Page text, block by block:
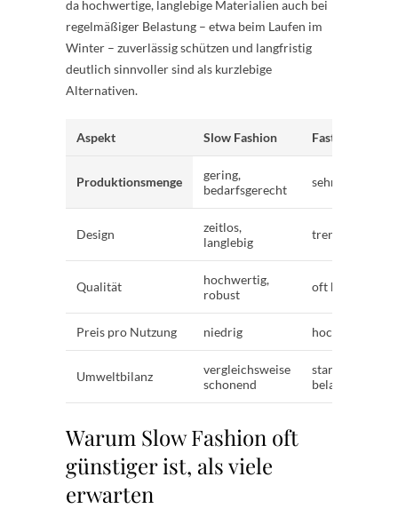
da hochwertige, langlebige Materialien auch bei
regelmäßiger Belastung – etwa beim Laufen im
Winter – zuverlässig schützen und langfristig
deutlich sinnvoller sind als kurzlebige
Alternativen.
Aspekt Slow Fashion Fast Fashion
Produktionsmenge
gering,
bedarfsgerecht
sehr hoch
Design
zeitlos,
langlebig
trendabhängig
Qualität
hochwertig,
robust
oft kurzlebig
Preis pro Nutzung niedrig hoch
Umweltbilanz
vergleichsweise
schonend
stark
belastend
Warum Slow Fashion oft
günstiger ist, als viele
erwarten